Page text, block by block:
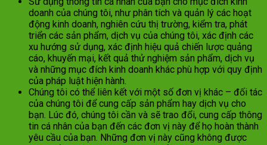
doanh của chúng tôi, như phân tích và quản lý các hoạt
động kinh doanh, nghiên cứu thị trường, kiểm tra, phát
triển các sản phẩm, dịch vụ của chúng tôi, xác định các
xu hướng sử dụng, xác định hiệu quả chiến lược quảng
cáo, khuyến mại, kết quả thử nghiệm sản phẩm, dịch vụ
và những mục đích kinh doanh khác phù hợp với quy định
của pháp luật hiện hành.
Chúng tôi có thể liên kết với một số đơn vị khác – đối tác
của chúng tôi để cung cấp sản phẩm hay dịch vụ cho
bạn. Lúc đó, chúng tôi cần và sẽ trao đổi, cung cấp thông
tin cá nhân của bạn đến các đơn vị này để họ hoàn thành
yêu cầu của bạn. Những đơn vị này cũng không được